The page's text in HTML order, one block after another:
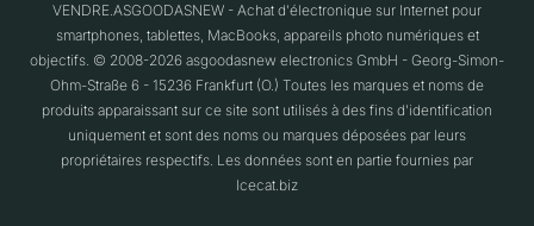
VENDRE.ASGOODASNEW - Achat d'électronique sur Internet pour
smartphones, tablettes, MacBooks, appareils photo numériques et
objectifs. © 2008-2026 asgoodasnew electronics GmbH - Georg-Simon-
Ohm-Straße 6 - 15236 Frankfurt (O.) Toutes les marques et noms de
produits apparaissant sur ce site sont utilisés à des fins d'identification
uniquement et sont des noms ou marques déposées par leurs
propriétaires respectifs. Les données sont en partie fournies par
Icecat.biz